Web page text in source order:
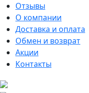
Отзывы
О компании
Доставка и оплата
Обмен и возврат
Акции
Контакты